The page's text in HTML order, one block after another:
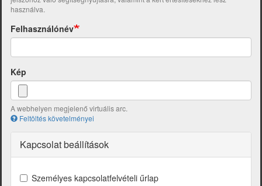
használva.
Felhasználónév
Kép
A webhelyen megjelenő virtuális arc.
Feltöltés követelményei
Kapcsolat beállítások
Személyes kapcsolatfelvételi űrlap